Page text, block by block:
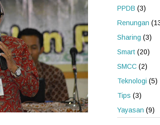
PPDB (3)
Renungan
Sharing (3)
Smart (20)
SMCC (2)
Teknologi (5)
Tips (3)
Yayasan (9)